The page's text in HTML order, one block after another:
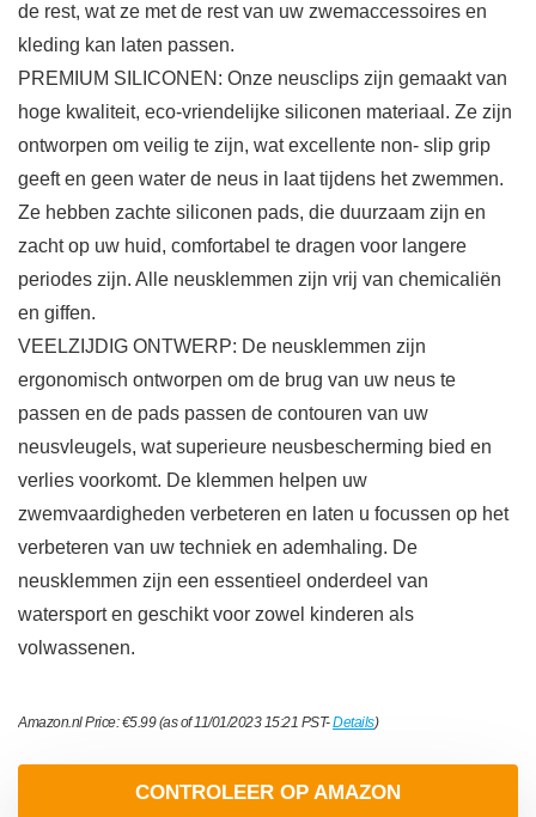
de rest, wat ze met de rest van uw zwemaccessoires en
kleding kan laten passen.
PREMIUM SILICONEN: Onze neusclips zijn gemaakt van
hoge kwaliteit, eco-vriendelijke siliconen materiaal. Ze zijn
ontworpen om veilig te zijn, wat excellente non- slip grip
geeft en geen water de neus in laat tijdens het zwemmen.
Ze hebben zachte siliconen pads, die duurzaam zijn en
zacht op uw huid, comfortabel te dragen voor langere
periodes zijn. Alle neusklemmen zijn vrij van chemicaliën
en giffen.
VEELZIJDIG ONTWERP: De neusklemmen zijn
ergonomisch ontworpen om de brug van uw neus te
passen en de pads passen de contouren van uw
neusvleugels, wat superieure neusbescherming bied en
verlies voorkomt. De klemmen helpen uw
zwemvaardigheden verbeteren en laten u focussen op het
verbeteren van uw techniek en ademhaling. De
neusklemmen zijn een essentieel onderdeel van
watersport en geschikt voor zowel kinderen als
volwassenen.
Amazon.nl Price:€5.99(as of 11/01/2023 15:21 PST-Details)
CONTROLEER OP AMAZON